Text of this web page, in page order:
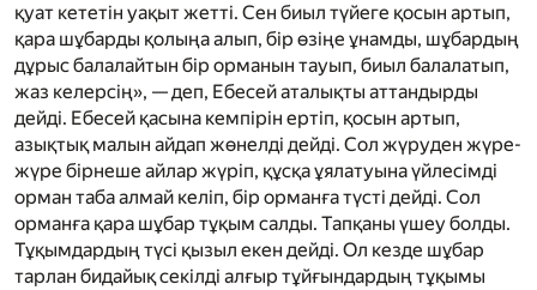
қуат кететін уақыт жетті. Сен биыл түйеге қосын артып,
қара шұбарды қолыңа алып, бір өзіңе ұнамды, шұбардың
дұрыс балалайтын бір орманын тауып, биыл балалатып,
жаз келерсің», — деп, Ебесей аталықты аттандырды
дейді. Ебесей қасына кемпірін ертіп, қосын артып,
азықтық малын айдап жөнелді дейді. Сол жүруден жүре-
жүре бірнеше айлар жүріп, құсқа ұялатуына үйлесімді
орман таба алмай келіп, бір орманға түсті дейді. Сол
орманға қара шұбар тұқым салды. Тапқаны үшеу болды.
Тұқымдардың түсі қызыл екен дейді. Ол кезде шұбар
тарлан бидайық секілді алғыр тұйғындардың тұқымы